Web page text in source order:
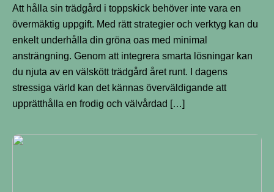
Att hålla sin trädgård i toppskick behöver inte vara en
övermäktig uppgift. Med rätt strategier och verktyg kan du
enkelt underhålla din gröna oas med minimal
ansträngning. Genom att integrera smarta lösningar kan
du njuta av en välskött trädgård året runt. I dagens
stressiga värld kan det kännas överväldigande att
upprätthålla en frodig och välvårdad […]